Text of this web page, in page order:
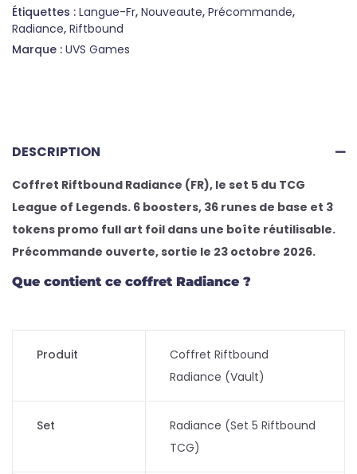
Étiquettes : Langue-Fr, Nouveaute, Précommande,
Radiance, Riftbound
Marque : UVS Games
DESCRIPTION
Coffret Riftbound Radiance (FR), le set 5 du TCG
League of Legends. 6 boosters, 36 runes de base et 3
tokens promo full art foil dans une boîte réutilisable.
Précommande ouverte, sortie le 23 octobre 2026.
Que contient ce coffret Radiance ?
Produit
Coffret Riftbound
Radiance (Vault)
Set
Radiance (Set 5 Riftbound
TCG)